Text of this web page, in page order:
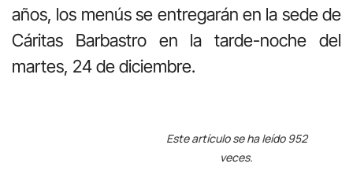
años, los menús se entregarán en la sede de
Cáritas Barbastro en la tarde-noche del
martes, 24 de diciembre.
Este artículo se ha leído 952
veces.